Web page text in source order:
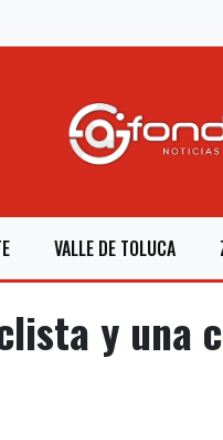
VALLE DE TOLUCA
y